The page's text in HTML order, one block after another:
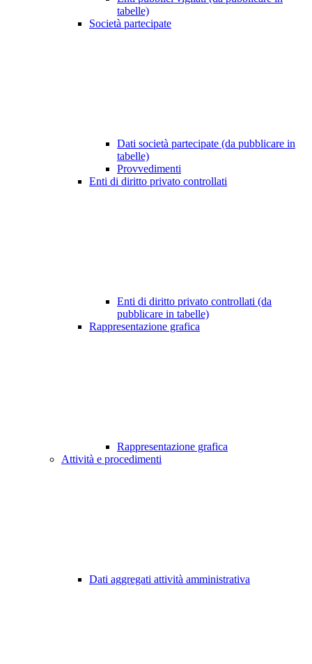
tabelle)
Società partecipate
Dati società partecipate (da pubblicare in
tabelle)
Provvedimenti
Enti di diritto privato controllati
Enti di diritto privato controllati (da
pubblicare in tabelle)
Rappresentazione grafica
Rappresentazione grafica
Attività e procedimenti
Dati aggregati attività amministrativa